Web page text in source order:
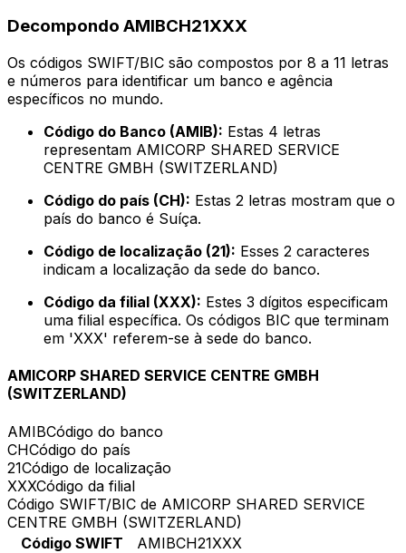
Decompondo AMIBCH21XXX
Os códigos SWIFT/BIC são compostos por 8 a 11 letras
e números para identificar um banco e agência
específicos no mundo.
Código do Banco (AMIB): Estas 4 letras
representam AMICORP SHARED SERVICE
CENTRE GMBH (SWITZERLAND)
Código do país (CH): Estas 2 letras mostram que o
país do banco é Suíça.
Código de localização (21): Esses 2 caracteres
indicam a localização da sede do banco.
Código da filial (XXX): Estes 3 dígitos especificam
uma filial específica. Os códigos BIC que terminam
em 'XXX' referem-se à sede do banco.
AMICORP SHARED SERVICE CENTRE GMBH
(SWITZERLAND)
AMIBCódigo do banco
CHCódigo do país
21Código de localização
XXXCódigo da filial
Código SWIFT/BIC de AMICORP SHARED SERVICE
CENTRE GMBH (SWITZERLAND)
Código SWIFT
AMIBCH21XXX